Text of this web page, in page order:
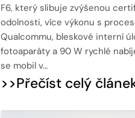
F6, který slibuje zvýšenou
odolnosti, více výkonu s
Qualcommu, bleskové interní
fotoaparáty a 90 W rychlé
se mobil v…
>>Přečíst celý